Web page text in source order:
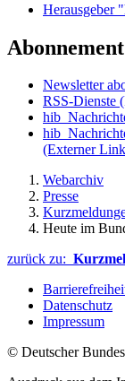
Herausgeber
Abonnement
Newsletter
RSS-Dienste
(Externer
Webarchiv
Presse
Heute im
zurück zu:
Datenschutz
Impressum
© Deutscher